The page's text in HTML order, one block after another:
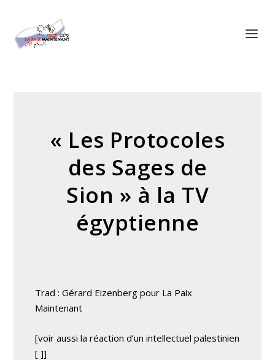
« Les Protocoles
des Sages de
Sion » à la TV
égyptienne
Trad : Gérard Eizenberg pour La Paix
Maintenant
[voir aussi la réaction d’un intellectuel palestinien
[ ]]